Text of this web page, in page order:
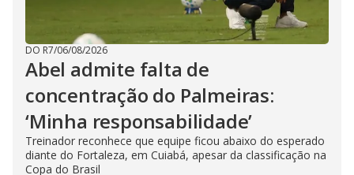
DO R7/06/08/2026
Abel admite falta de
concentração do Palmeiras:
‘Minha responsabilidade’
Treinador reconhece que equipe ficou abaixo do esperado
diante do Fortaleza, em Cuiabá, apesar da classificação na
Copa do Brasil